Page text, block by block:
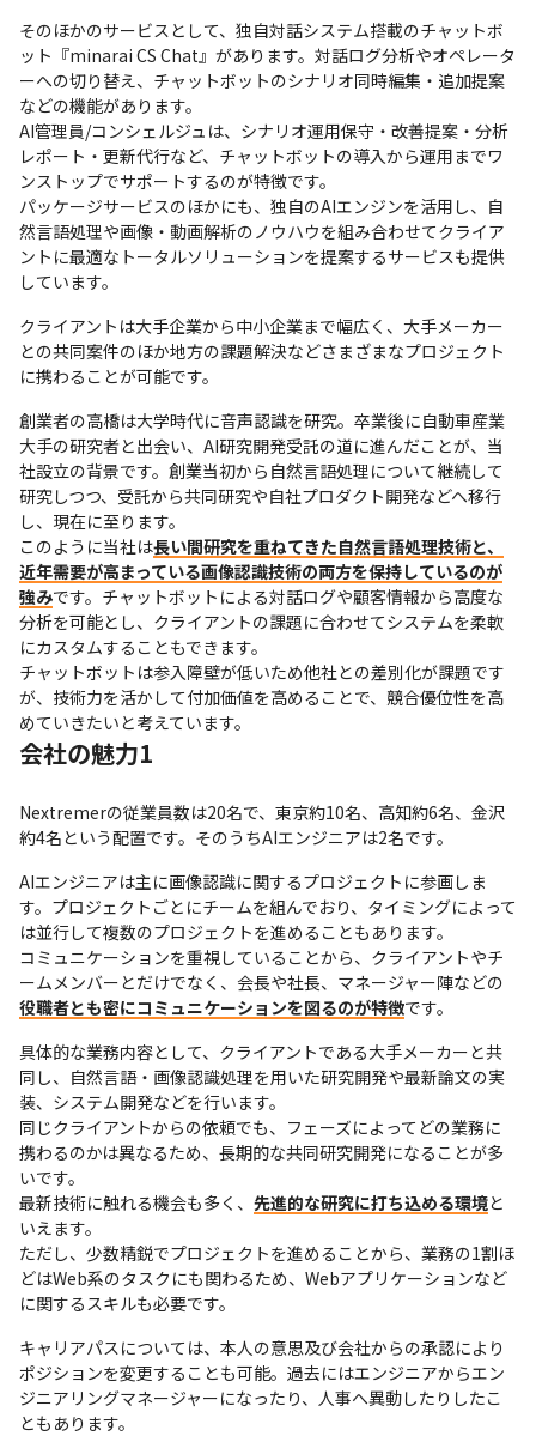
そのほかのサービスとして、独自対話システム搭載のチャットボ
ット『minarai CS Chat』があります。対話ログ分析やオペレータ
ーへの切り替え、チャットボットのシナリオ同時編集・追加提案
などの機能があります。
AI管理員/コンシェルジュは、シナリオ運用保守・改善提案・分析
レポート・更新代行など、チャットボットの導入から運用までワ
ンストップでサポートするのが特徴です。
パッケージサービスのほかにも、独自のAIエンジンを活用し、自
然言語処理や画像・動画解析のノウハウを組み合わせてクライア
ントに最適なトータルソリューションを提案するサービスも提供
しています。
クライアントは大手企業から中小企業まで幅広く、大手メーカー
との共同案件のほか地方の課題解決などさまざまなプロジェクト
に携わることが可能です。
創業者の高橋は大学時代に音声認識を研究。卒業後に自動車産業
大手の研究者と出会い、AI研究開発受託の道に進んだことが、当
社設立の背景です。創業当初から自然言語処理について継続して
研究しつつ、受託から共同研究や自社プロダクト開発などへ移行
し、現在に至ります。
このように当社は長い間研究を重ねてきた自然言語処理技術と、
近年需要が高まっている画像認識技術の両方を保持しているのが
強みです。チャットボットによる対話ログや顧客情報から高度な
分析を可能とし、クライアントの課題に合わせてシステムを柔軟
にカスタムすることもできます。
チャットボットは参入障壁が低いため他社との差別化が課題です
が、技術力を活かして付加価値を高めることで、競合優位性を高
めていきたいと考えています。
会社の魅力1
Nextremerの従業員数は20名で、東京約10名、高知約6名、金沢
約4名という配置です。そのうちAIエンジニアは2名です。
AIエンジニアは主に画像認識に関するプロジェクトに参画しま
す。プロジェクトごとにチームを組んでおり、タイミングによって
は並行して複数のプロジェクトを進めることもあります。
コミュニケーションを重視していることから、クライアントやチ
ームメンバーとだけでなく、会長や社長、マネージャー陣などの
役職者とも密にコミュニケーションを図るのが特徴です。
具体的な業務内容として、クライアントである大手メーカーと共
同し、自然言語・画像認識処理を用いた研究開発や最新論文の実
装、システム開発などを行います。
同じクライアントからの依頼でも、フェーズによってどの業務に
携わるのかは異なるため、長期的な共同研究開発になることが多
いです。
最新技術に触れる機会も多く、 先進的な研究に打ち込める環境と
いえます。
ただし、少数精鋭でプロジェクトを進めることから、業務の1割ほ
どはWeb系のタスクにも関わるため、Webアプリケーションなど
に関するスキルも必要です。
キャリアパスについては、本人の意思及び会社からの承認により
ポジションを変更することも可能。過去にはエンジニアからエン
ジニアリングマネージャーになったり、人事へ異動したりしたこ
ともあります。